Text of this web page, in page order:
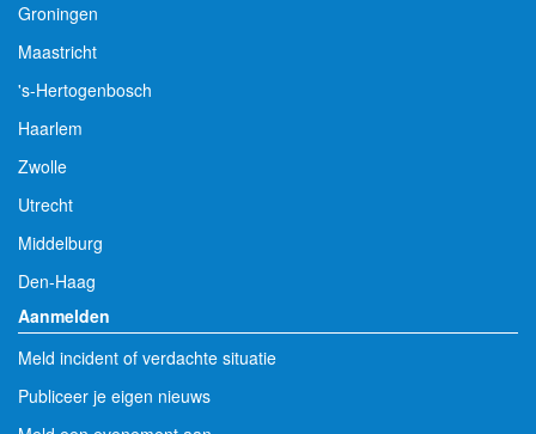
Groningen
Maastricht
's-Hertogenbosch
Haarlem
Zwolle
Utrecht
Middelburg
Den-Haag
Aanmelden
Meld incident of verdachte situatie
Publiceer je eigen nieuws